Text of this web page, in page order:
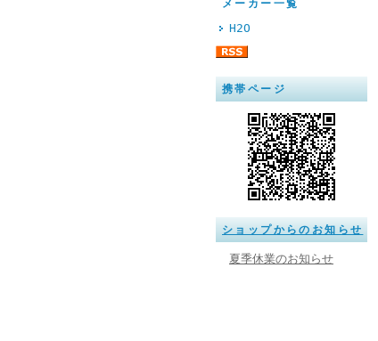
メーカー一覧
H2O
携帯ページ
ショップからのお知らせ
夏季休業のお知らせ